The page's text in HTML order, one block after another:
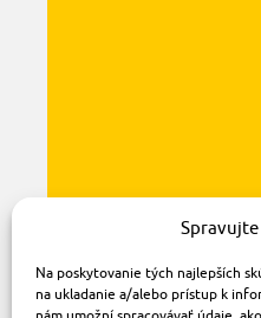
Na poskytovanie tých najlepších
na ukladanie a/alebo prístup k